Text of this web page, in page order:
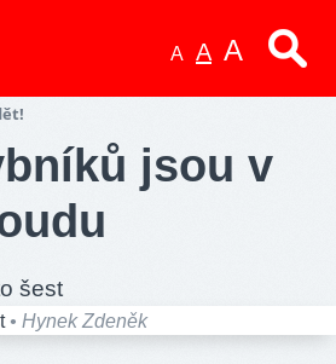
A A A
jsou v
• Hynek Zdeněk